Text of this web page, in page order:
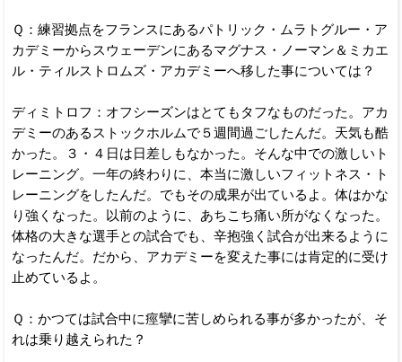
Ｑ：練習拠点をフランスにあるパトリック・ムラトグルー・ア
カデミーからスウェーデンにあるマグナス・ノーマン＆ミカエ
ル・ティルストロムズ・アカデミーへ移した事については？
ディミトロフ：オフシーズンはとてもタフなものだった。アカ
デミーのあるストックホルムで５週間過ごしたんだ。天気も酷
かった。３・４日は日差しもなかった。そんな中での激しいト
レーニング。一年の終わりに、本当に激しいフィットネス・ト
レーニングをしたんだ。でもその成果が出ているよ。体はかな
り強くなった。以前のように、あちこち痛い所がなくなった。
体格の大きな選手との試合でも、辛抱強く試合が出来るように
なったんだ。だから、アカデミーを変えた事には肯定的に受け
止めているよ。
Ｑ：かつては試合中に痙攣に苦しめられる事が多かったが、そ
れは乗り越えられた？